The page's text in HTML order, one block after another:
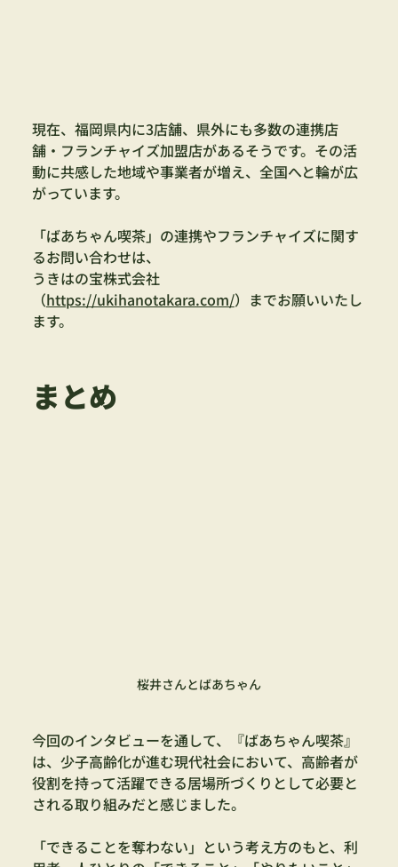
現在、福岡県内に3店舗、県外にも多数の連携店
舗・フランチャイズ加盟店があるそうです。その活
動に共感した地域や事業者が増え、全国へと輪が広
がっています。
「ばあちゃん喫茶」の連携やフランチャイズに関す
るお問い合わせは、
うきはの宝株式会社
（https://ukihanotakara.com/）までお願いいたし
ます。
まとめ
桜井さんとばあちゃん
今回のインタビューを通して、『ばあちゃん喫茶』
は、少子高齢化が進む現代社会において、高齢者が
役割を持って活躍できる居場所づくりとして必要と
される取り組みだと感じました。
「できることを奪わない」という考え方のもと、利